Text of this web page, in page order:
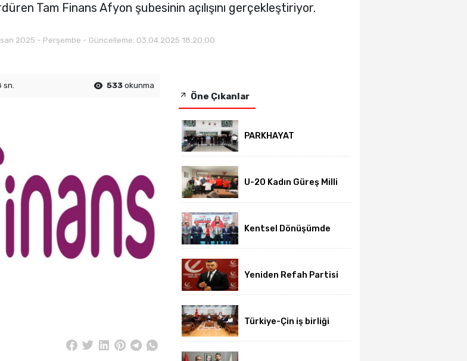
Tam Finans Afyon şubesinin açılışını gerçekleştiriyor.
2025 - Perşembe - Güncelleme: 03.04.2025 18:20:00
533okunma
Öne Çıkanlar
PARKHAYAT
öncesi sağlık
tamamlandı
U-20 Kadın Güreş Milli
Afyon'da sürdürüyor
Kentsel Dönüşümde
Yeniden Refah Partisi
açıklamasını yayımladı
Türkiye-Çin iş birliği
buluşması gerçekleşti